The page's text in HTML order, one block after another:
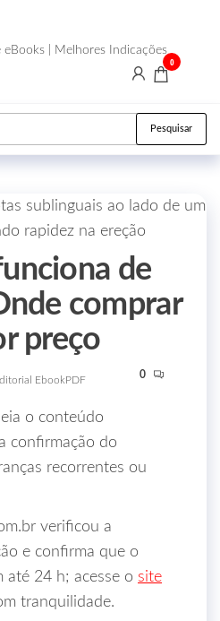
eBooks | Melhores Indicações
0
Pesquisar
de
comprar
preço
EbookPDF 0
o conteúdo
confirmação do
recorrentes ou
verificou a
e confirma que o
até 24 h; acesse o site
tranquilidade.